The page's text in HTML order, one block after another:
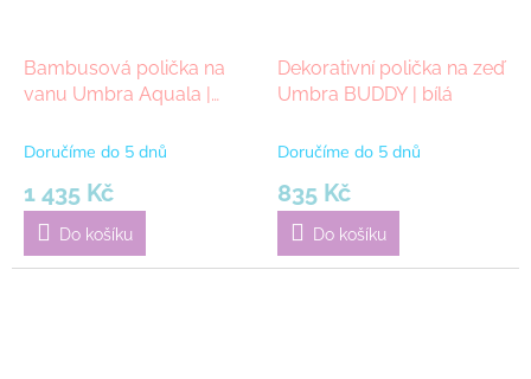
Bambusová polička na
vanu Umbra Aquala |
Doručíme do 5 dnů
1 435 Kč
Do košíku
Dekorativní polička na zeď
Umbra BUDDY | bílá
Doručíme do 5 dnů
835 Kč
Do košíku